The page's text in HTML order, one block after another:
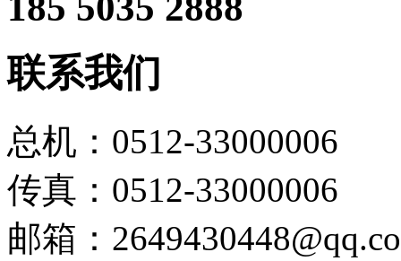
联系我们
总机：0512-33000006
传真：0512-33000006
邮箱：